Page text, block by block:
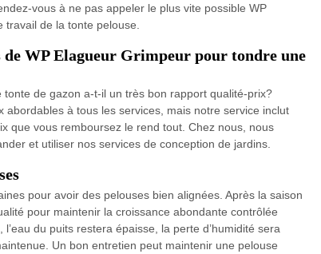
vous à ne pas appeler le plus vite possible WP
de la tonte pelouse.
de WP Elagueur Grimpeur pour tondre une
de gazon a-t-il un très bon rapport qualité-prix?
abordables à tous les services, mais notre service inclut
que vous remboursez le rend tout. Chez nous, nous
et utiliser nos services de conception de jardins.
pour avoir des pelouses bien alignées. Après la saison
pour maintenir la croissance abondante contrôlée
du puits restera épaisse, la perte d’humidité sera
Un bon entretien peut maintenir une pelouse